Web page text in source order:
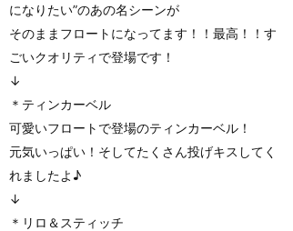
になりたい”のあの名シーンが
そのままフロートになってます！！最高！！す
ごいクオリティで登場です！
↓
＊ティンカーベル
可愛いフロートで登場のティンカーベル！
元気いっぱい！そしてたくさん投げキスしてく
れましたよ♪
↓
＊リロ＆スティッチ